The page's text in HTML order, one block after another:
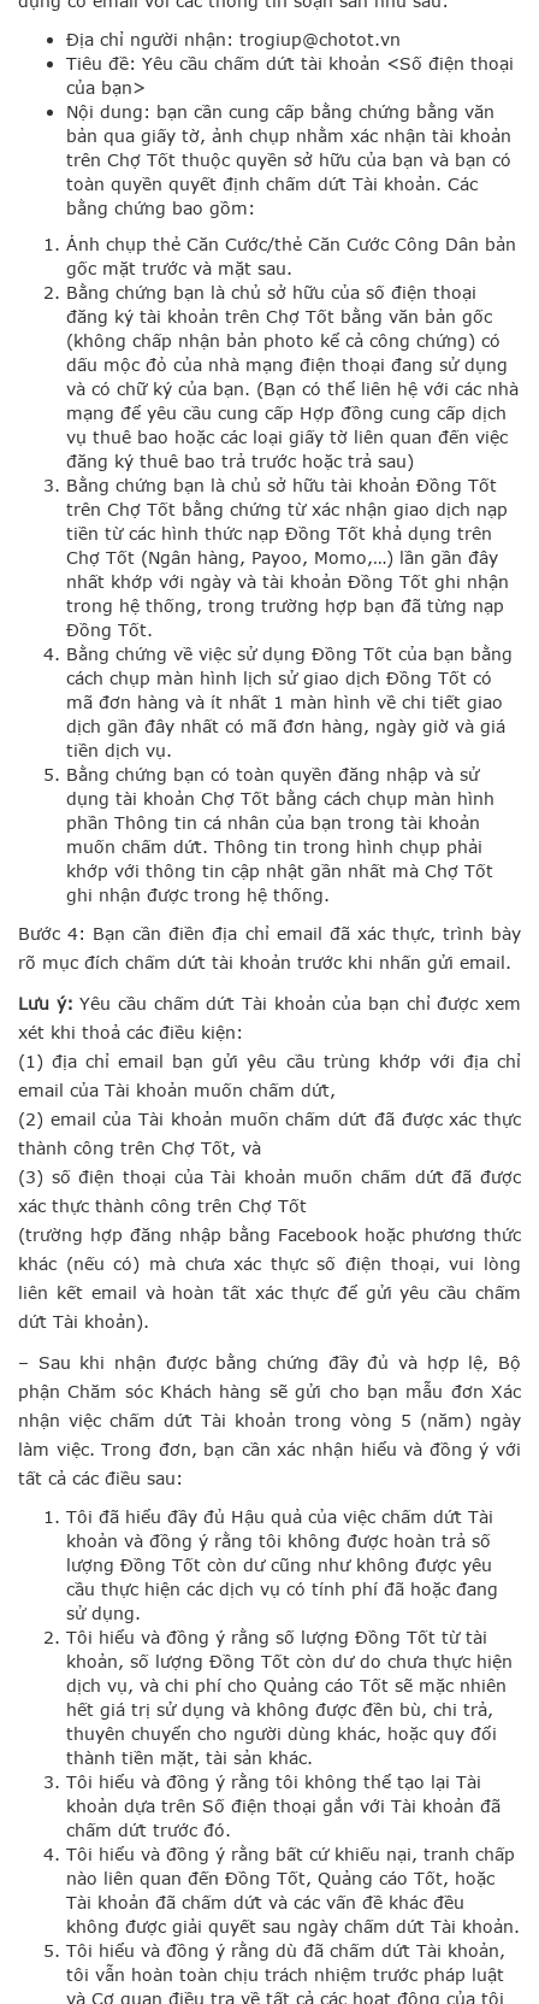
Địa chỉ người nhận: trogiup@chotot.vn
Tiêu đề: Yêu cầu chấm dứt tài khoản <Số điện thoại
của bạn>
Nội dung: bạn cần cung cấp bằng chứng bằng văn
bản qua giấy tờ, ảnh chụp nhằm xác nhận tài khoản
trên Chợ Tốt thuộc quyền sở hữu của bạn và bạn có
toàn quyền quyết định chấm dứt Tài khoản. Các
bằng chứng bao gồm:
Ảnh chụp thẻ Căn Cước/thẻ Căn Cước Công Dân bản
gốc mặt trước và mặt sau.
Bằng chứng bạn là chủ sở hữu của số điện thoại
đăng ký tài khoản trên Chợ Tốt bằng văn bản gốc
(không chấp nhận bản photo kể cả công chứng) có
dấu mộc đỏ của nhà mạng điện thoại đang sử dụng
và có chữ ký của bạn. (Bạn có thể liên hệ với các nhà
mạng để yêu cầu cung cấp Hợp đồng cung cấp dịch
vụ thuê bao hoặc các loại giấy tờ liên quan đến việc
đăng ký thuê bao trả trước hoặc trả sau)
Bằng chứng bạn là chủ sở hữu tài khoản Đồng Tốt
trên Chợ Tốt bằng chứng từ xác nhận giao dịch nạp
tiền từ các hình thức nạp Đồng Tốt khả dụng trên
Chợ Tốt (Ngân hàng, Payoo, Momo,…) lần gần đây
nhất khớp với ngày và tài khoản Đồng Tốt ghi nhận
trong hệ thống, trong trường hợp bạn đã từng nạp
Đồng Tốt.
Bằng chứng về việc sử dụng Đồng Tốt của bạn bằng
cách chụp màn hình lịch sử giao dịch Đồng Tốt có
mã đơn hàng và ít nhất 1 màn hình về chi tiết giao
dịch gần đây nhất có mã đơn hàng, ngày giờ và giá
tiền dịch vụ.
Bằng chứng bạn có toàn quyền đăng nhập và sử
dụng tài khoản Chợ Tốt bằng cách chụp màn hình
phần Thông tin cá nhân của bạn trong tài khoản
muốn chấm dứt. Thông tin trong hình chụp phải
khớp với thông tin cập nhật gần nhất mà Chợ Tốt
ghi nhận được trong hệ thống.
Bước 4: Bạn cần điền địa chỉ email đã xác thực, trình bày
rõ mục đích chấm dứt tài khoản trước khi nhấn gửi email.
Lưu ý:Yêu cầu chấm dứt Tài khoản của bạn chỉ được xem
xét khi thoả các điều kiện:
(1) địa chỉ email bạn gửi yêu cầu trùng khớp với địa chỉ
email của Tài khoản muốn chấm dứt,
(2) email của Tài khoản muốn chấm dứt đã được xác thực
thành công trên Chợ Tốt, và
(3) số điện thoại của Tài khoản muốn chấm dứt đã được
xác thực thành công trên Chợ Tốt
(trường hợp đăng nhập bằng Facebook hoặc phương thức
khác (nếu có) mà chưa xác thực số điện thoại, vui lòng
liên kết email và hoàn tất xác thực để gửi yêu cầu chấm
dứt Tài khoản).
– Sau khi nhận được bằng chứng đầy đủ và hợp lệ, Bộ
phận Chăm sóc Khách hàng sẽ gửi cho bạn mẫu đơn Xác
nhận việc chấm dứt Tài khoản trong vòng 5 (năm) ngày
làm việc. Trong đơn, bạn cần xác nhận hiểu và đồng ý với
tất cả các điều sau:
Tôi đã hiểu đầy đủ Hậu quả của việc chấm dứt Tài
khoản và đồng ý rằng tôi không được hoàn trả số
lượng Đồng Tốt còn dư cũng như không được yêu
cầu thực hiện các dịch vụ có tính phí đã hoặc đang
sử dụng.
Tôi hiểu và đồng ý rằng số lượng Đồng Tốt từ tài
khoản, số lượng Đồng Tốt còn dư do chưa thực hiện
dịch vụ, và chi phí cho Quảng cáo Tốt sẽ mặc nhiên
hết giá trị sử dụng và không được đền bù, chi trả,
thuyên chuyển cho người dùng khác, hoặc quy đổi
thành tiền mặt, tài sản khác.
Tôi hiểu và đồng ý rằng tôi không thể tạo lại Tài
khoản dựa trên Số điện thoại gắn với Tài khoản đã
chấm dứt trước đó.
Tôi hiểu và đồng ý rằng bất cứ khiếu nại, tranh chấp
nào liên quan đến Đồng Tốt, Quảng cáo Tốt, hoặc
Tài khoản đã chấm dứt và các vấn đề khác đều
không được giải quyết sau ngày chấm dứt Tài khoản.
Tôi hiểu và đồng ý rằng dù đã chấm dứt Tài khoản,
tôi vẫn hoàn toàn chịu trách nhiệm trước pháp luật
và Cơ quan điều tra về tất cả các hoạt động của tôi